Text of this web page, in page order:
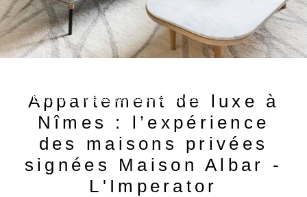
nimes.imperator@maisonalbar.com
Appartement de luxe à
Nîmes : l’expérience
des maisons privées
signées Maison Albar -
L'Imperator